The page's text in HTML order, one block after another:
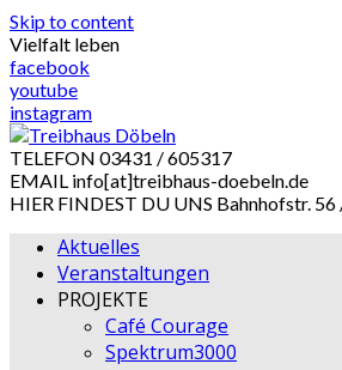
Skip to content
Vielfalt leben
facebook
youtube
instagram
TELEFON 03431 / 605317
EMAIL info[at]treibhaus-doebeln.de
HIER FINDEST DU UNS Bahnhofstr.
Aktuelles
Veranstaltungen
PROJEKTE
Café Courage
Spektrum3000